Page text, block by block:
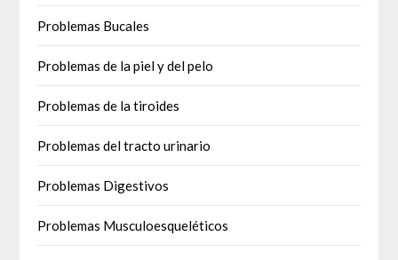
Problemas Bucales
Problemas de la piel y del pelo
Problemas de la tiroides
Problemas del tracto urinario
Problemas Digestivos
Problemas Musculoesqueléticos